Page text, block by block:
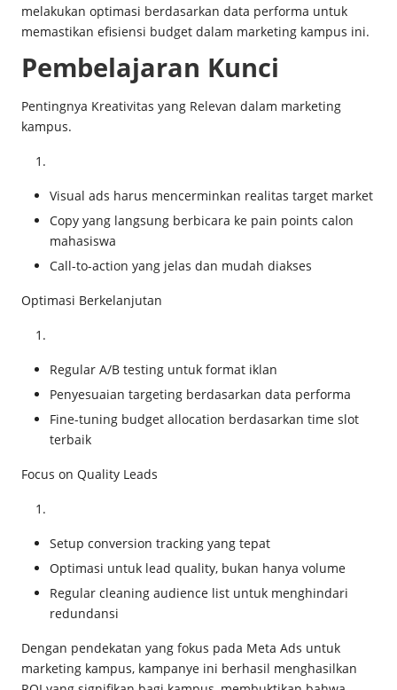
melakukan optimasi berdasarkan data performa untuk
memastikan efisiensi budget dalam marketing kampus ini.
Pembelajaran Kunci
Pentingnya Kreativitas yang Relevan dalam marketing
kampus.
Visual ads harus mencerminkan realitas target market
Copy yang langsung berbicara ke pain points calon
mahasiswa
Call-to-action yang jelas dan mudah diakses
Optimasi Berkelanjutan
Regular A/B testing untuk format iklan
Penyesuaian targeting berdasarkan data performa
Fine-tuning budget allocation berdasarkan time slot
terbaik
Focus on Quality Leads
Setup conversion tracking yang tepat
Optimasi untuk lead quality, bukan hanya volume
Regular cleaning audience list untuk menghindari
redundansi
Dengan pendekatan yang fokus pada Meta Ads untuk
marketing kampus, kampanye ini berhasil menghasilkan